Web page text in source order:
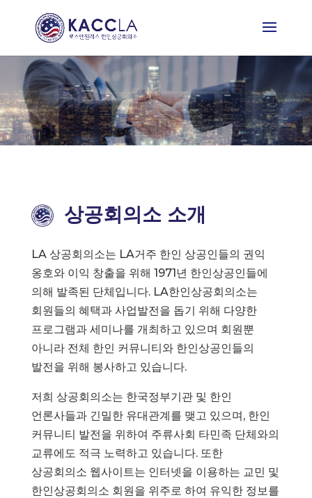
상공회의소 소개
LA 상공회의소는 LA거주 한인 상공인들의 권익
옹호와 이익 창출을 위해 1971년 한인상공인들에
의해 발족된 단체입니다. LA한인상공회의소는
회원들의 혜택과 사업발전을 돕기 위해 다양한
프로그램과 세미나를 개최하고 있으며 회원뿐
아니라 전체 한인 커뮤니티와 한인상공인들의
발전을 위해 봉사하고 있습니다.
저희 상공회의소는 한국정부기관 및 한인
언론사들과 긴밀한 유대관계를 맺고 있으며, 한인
커뮤니티 발전을 위하여 주류사회 타민족 단체와의
교류에도 적극 노력하고 있습니다. 또한
상공회의소 웹사이트는 인터넷을 이용하는 교민 및
한인상공회의소 회원을 위주로 하여 유익한 정보를